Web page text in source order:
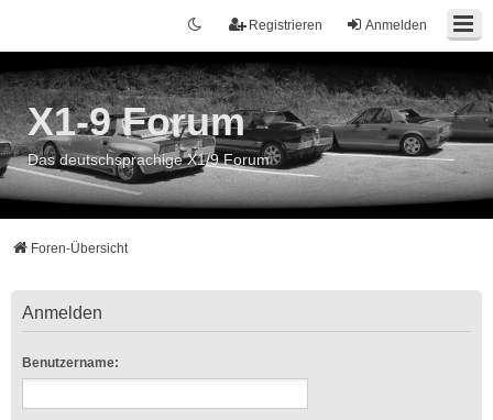
Anmelden
Registrieren
X1-9 Forum
Das deutschsprachige X1/9 Forum
Foren-Übersicht
Anmelden
Benutzername: